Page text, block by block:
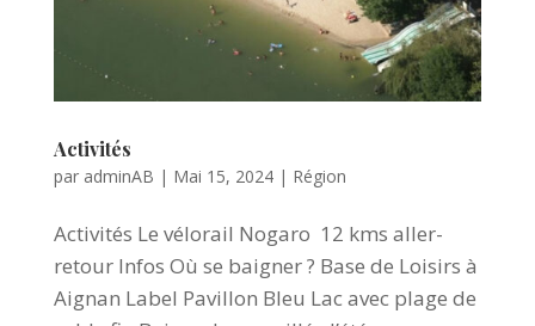
Activités
par adminAB | Mai 15, 2024| Région
Activités Le vélorail Nogaro 12 kms aller-
retour Infos Où se baigner ? Base de Loisirs à
Aignan Label Pavillon Bleu Lac avec plage de